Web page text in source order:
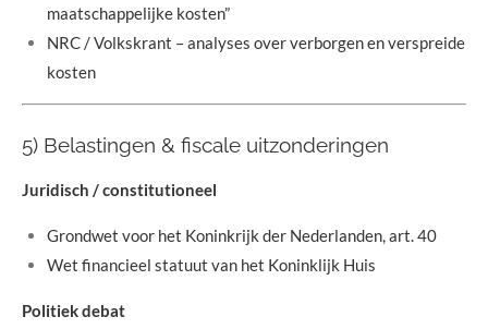
maatschappelijke kosten”
NRC / Volkskrant – analyses over verborgen en verspreide
kosten
5) Belastingen & fiscale uitzonderingen
Juridisch / constitutioneel
Grondwet voor het Koninkrijk der Nederlanden, art. 40
Wet financieel statuut van het Koninklijk Huis
Politiek debat